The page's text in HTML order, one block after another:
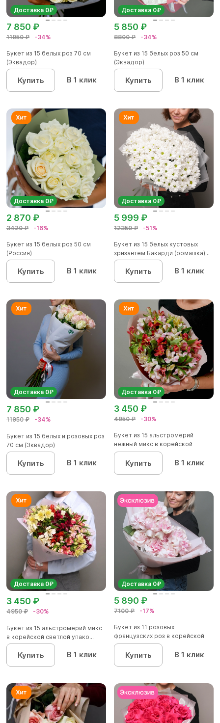
Доставка 0₽
11950 ₽ -34%
7 850 ₽
Букет из 15 белых роз 70 см
(Эквадор)
Купить В 1 клик
Доставка 0₽
8800 ₽ -34%
5 850 ₽
Букет из 15 белых роз 50 см
(Эквадор)
Купить В 1 клик
Доставка 0₽
3420 ₽ -16%
2 870 ₽
Букет из 15 белых роз 50 см
(Россия)
Купить В 1 клик
Доставка 0₽
12350 ₽ -51%
5 999 ₽
Букет из 15 белых кустовых
хризантем Бакарди (ромашка)...
Купить В 1 клик
Доставка 0₽
11950 ₽ -34%
7 850 ₽
Букет из 15 белых и розовых роз
70 см (Эквадор)
Купить В 1 клик
Доставка 0₽
4950 ₽ -30%
3 450 ₽
Букет из 15 альстромерий
нежный микс в корейской
упаков...
Купить В 1 клик
Доставка 0₽
4950 ₽ -30%
3 450 ₽
Букет из 15 альстромерий микс
в корейской светлой упако...
Купить В 1 клик
Доставка 0₽
7100 ₽ -17%
5 890 ₽
Букет из 11 розовых
французских роз в корейской
упаковк...
Купить В 1 клик